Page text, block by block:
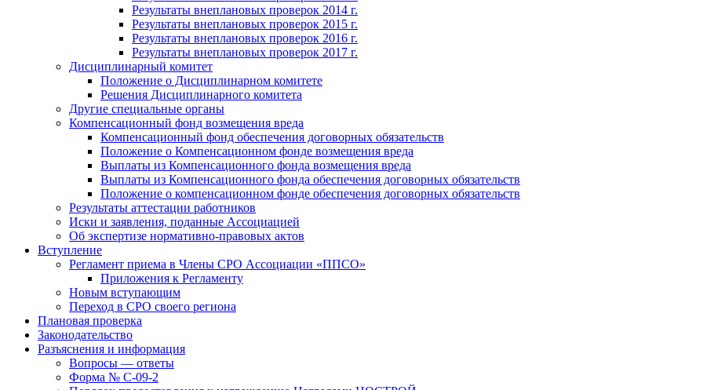
Результаты внеплановых проверок 2014 г.
Результаты внеплановых проверок 2015 г.
Результаты внеплановых проверок 2016 г.
Результаты внеплановых проверок 2017 г.
Дисциплинарный комитет
Положение о Дисциплинарном комитете
Решения Дисциплинарного комитета
Другие специальные органы
Компенсационный фонд возмещения вреда
Компенсационный фонд обеспечения договорных обязательств
Положение о Компенсационном фонде возмещения вреда
Выплаты из Компенсационного фонда возмещения вреда
Выплаты из Компенсационного фонда обеспечения договорных обязательств
Положение о компенсационном фонде обеспечения договорных обязательств
Результаты аттестации работников
Иски и заявления, поданные Ассоциацией
Об экспертизе нормативно-правовых актов
Вступление
Регламент приема в Члены СРО Ассоциации «ППСО»
Приложения к Регламенту
Новым вступающим
Переход в СРО своего региона
Плановая проверка
Законодательство
Разъяснения и информация
Вопросы — ответы
Форма № С-09-2